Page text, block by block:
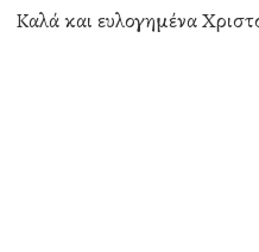
Καλά και ευλογημένα